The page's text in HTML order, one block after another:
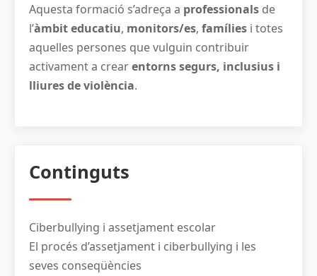
Aquesta formació s’adreça a professionals de
l’àmbit educatiu, monitors/es, famílies i totes
aquelles persones que vulguin contribuir
activament a crearentorns segurs, inclusius i
lliures de violència.
Continguts
Ciberbullying i assetjament escolar
El procés d’assetjament i ciberbullying i les
seves conseqüències